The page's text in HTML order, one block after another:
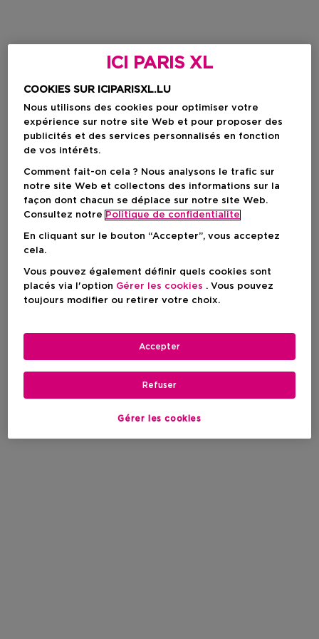
ICI PARIS XL
COOKIES SUR ICIPARISXL.LU
Nous utilisons des cookies pour optimiser votre
expérience sur notre site Web et pour proposer des
publicités et des services personnalisés en fonction
de vos intérêts.
Comment fait-on cela ? Nous analysons le trafic sur
notre site Web et collectons des informations sur la
façon dont chacun se déplace sur notre site Web.
Consultez notre Politique de confidentialite
En cliquant sur le bouton “Accepter”, vous acceptez
cela.
Vous pouvez également définir quels cookies sont
placés via l'option Gérer les cookies . Vous pouvez
toujours modifier ou retirer votre choix.
Gérer les cookies
Refuser
Accepter